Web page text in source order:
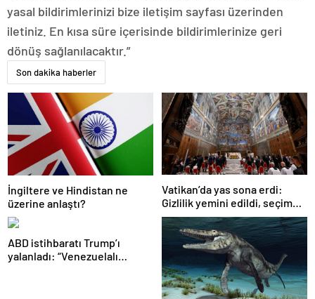
yasal bildirimlerinizi bize iletişim sayfası üzerinden
iletiniz. En kısa süre içerisinde bildirimlerinize geri
dönüş sağlanılacaktır.”
Son dakika haberler
İngiltere ve Hindistan ne
üzerine anlaştı?
Vatikan’da yas sona erdi:
Gizlilik yemini edildi, seçim
başlıyor
ABD istihbaratı Trump’ı
yalanladı: “Venezuelalı